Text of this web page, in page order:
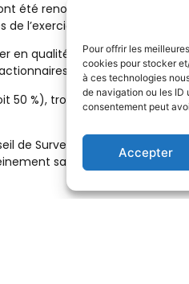
Pour offrir les
cookies pour stocker
à ces technologies
de navigation ou les ID
consentement peut
Accepter
été renouvelés pour une
l’exercice 2028.
qualité de membre du
%), trois membres de
Surveillance, avec la
sa mission de